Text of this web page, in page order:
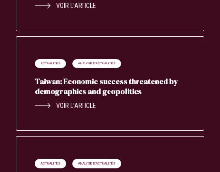
VOIR L’ARTICLE
ACTUALITÉS ANALYSE D'ACTUALITÉS
Taiwan: Economic success threatened by
demographics and geopolitics
VOIR L’ARTICLE
ACTUALITÉS ANALYSE D'ACTUALITÉS